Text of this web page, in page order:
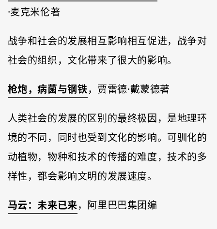
·麦克米伦著
战争和社会的发展相互影响相互促进，战争对
社会的组织，文化带来了很大的影响。
枪炮，病菌与钢铁，贾雷德·戴蒙德著
人类社会的发展的区别的最终极因，是地理环
境的不同，同时也受到文化的影响。可驯化的
动植物，物种和技术的传播的难度，技术的多
样性，都会影响文明的发展速度。
马云：未来已来，阿里巴巴集团编